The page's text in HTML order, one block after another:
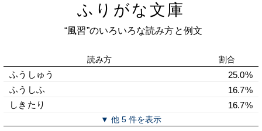
ふりがな文庫
“風習”のいろいろな読み方と例文
読み方 割合
ふうしゅう
25.0%
ふうしふ
16.7%
しきたり
16.7%
▼ 他 5 件を表示